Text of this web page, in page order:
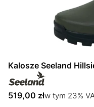
Kalosze Seeland
Cena brutto
519,00 złw tym %s VAT
w tym 23%